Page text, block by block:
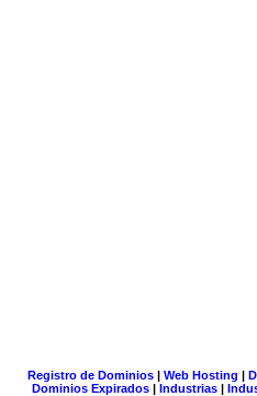
Registro de Dominios| Web Hosting |
Dominios Expirados | Industrias |